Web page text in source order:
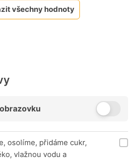
všechny hodnoty
osolíme, přidáme cukr,
vlažnou vodu a